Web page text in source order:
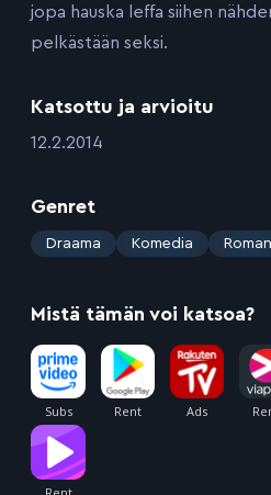
jopa hauska leffa siihen
pelkästään seksi.
Katsottu ja arvioitu
:12.2.2014
Genret
: Draama Komedia
Mistä tämän voi katsoa?